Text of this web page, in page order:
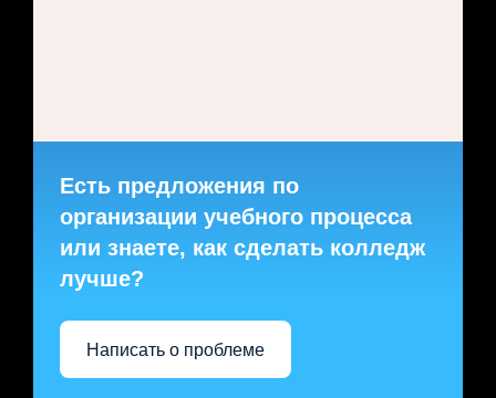
Есть предложения по
организации учебного процесса
или знаете, как сделать колледж
лучше?
Написать о проблеме